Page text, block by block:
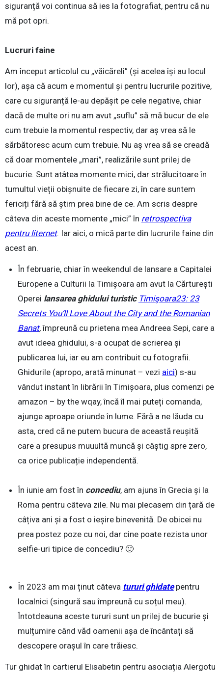
siguranță voi continua să ies la fotografiat, pentru că nu
mă pot opri.
Lucruri faine
Am început articolul cu „văicăreli” (și acelea își au locul
lor), așa că acum e momentul și pentru lucrurile pozitive,
care cu siguranță le-au depășit pe cele negative, chiar
dacă de multe ori nu am avut „suflu” să mă bucur de ele
cum trebuie la momentul respectiv, dar aș vrea să le
sărbătoresc acum cum trebuie. Nu aș vrea să se creadă
că doar momentele „mari”, realizările sunt prilej de
bucurie. Sunt atâtea momente mici, dar strălucitoare în
tumultul vieții obișnuite de fiecare zi, în care suntem
fericiți fără să știm prea bine de ce. Am scris despre
câteva din aceste momente „mici” în retrospectiva
pentru liternet. Iar aici, o mică parte din lucrurile faine din
acest an.
În februarie, chiar în weekendul de lansare a Capitalei
Europene a Culturii la Timișoara am avut la Cărturești
Operei lansarea ghidului turistic Timişoara23: 23
Secrets You’ll Love About the City and the Romanian
Banat,împreună cu prietena mea Andreea Sepi, care a
avut ideea ghidului, s-a ocupat de scrierea și
publicarea lui, iar eu am contribuit cu fotografii.
Ghidurile (apropo, arată minunat – vezi aici) s-au
vândut instant în librării în Timișoara, plus comenzi pe
amazon – by the wqay, încă îl mai puteți comanda,
ajunge aproape oriunde în lume. Fără a ne lăuda cu
asta, cred că ne putem bucura de această reușită
care a presupus muuultă muncă și câștig spre zero,
ca orice publicație independentă.
În iunie am fost în concediu, am ajuns în Grecia și la
Roma pentru câteva zile. Nu mai plecasem din țară de
câțiva ani și a fost o ieșire binevenită. De obicei nu
prea postez poze cu noi, dar cine poate rezista unor
selfie-uri tipice de concediu? 🙂
În 2023 am mai ținut câteva tururi ghidatepentru
localnici (singură sau împreună cu soțul meu).
Întotdeauna aceste tururi sunt un prilej de bucurie și
mulțumire când văd oamenii așa de încântați să
descopere orașul în care trăiesc.
Tur ghidat în cartierul Elisabetin pentru asociația